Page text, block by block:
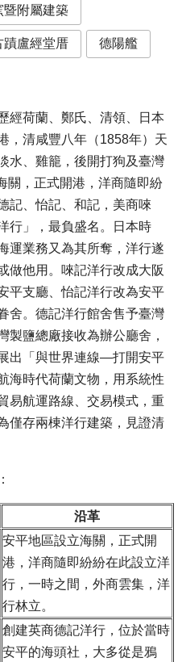
暨附屬建築
蹟盧經堂厝 德陽艦
經荷蘭、鄭氏、清領、日本
，清咸豐八年（1858年）天
水、雞籠，後開打狗及臺灣
關，正式開港，洋商隨即紛
記、怡記、和記，美商唻
行」，最負盛名。日本時
運業務又為其所奪，洋行遂
做他用。唻記洋行改成大阪
平支廳、怡記洋行改為安平
舍。德記洋行館舍售予臺灣
製鹽總廠接收為辦公廳舍，
出「與世界連線—打開安平
海時代荷蘭文物，用系統性
易航運路線、交易模式，重
僅存兩棟洋行建築，見證清
沿革
安平地區設立海關，正式開
港，洋商隨即紛紛在此設立洋
行，一時之間，外商雲集，洋
行林立。
創建英商德記洋行，位於當時
安平的海頭社，大多從是鴉